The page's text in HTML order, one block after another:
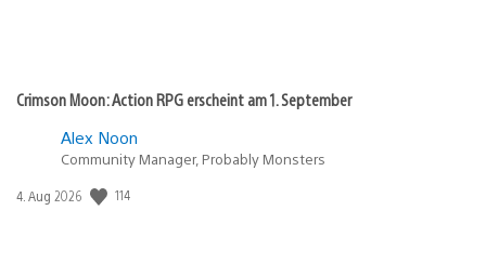
Crimson Moon: Action RPG erscheint am 1. September
Alex Noon
Community Manager, Probably Monsters
Veröffentlichungsdatum:
4. Aug 2026 114